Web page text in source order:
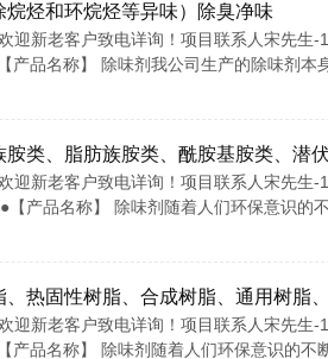
烃和环烷烃等异味）除臭净味
迎新老客户致电详询！项目联系人宋先生
产品名称】 除味剂我公司生产的除味剂本
类、脂肪族胺类、酰胺基胺类、潜
迎新老客户致电详询！项目联系人宋先生
【产品名称】 除味剂随着人们环保意识的
热固性树脂、合成树脂、通用树脂
迎新老客户致电详询！项目联系人宋先生
产品名称】 除味剂随着人们环保意识的不